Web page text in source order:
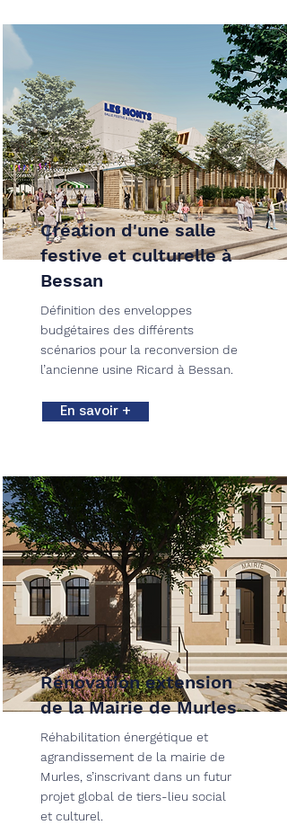
Création d'une salle
festive et culturelle à
Bessan
Définition des enveloppes
budgétaires des différents
scénarios pour la reconversion de
l’ancienne usine Ricard à Bessan.
En savoir +
Rénovation extension
de la Mairie de Murles
Réhabilitation énergétique et
agrandissement de la mairie de
Murles, s’inscrivant dans un futur
projet global de tiers-lieu social
et culturel.